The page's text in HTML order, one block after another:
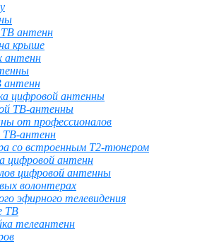
антенн
крыше
антенн
антенн
цифровой антенны
ТВ-антенны
от профессионалов
ТВ-антенн
со встроенным T2-тюнером
цифровой антенн
цифровой антенны
волонтерах
эфирного телевидения
ТВ
телеантенн